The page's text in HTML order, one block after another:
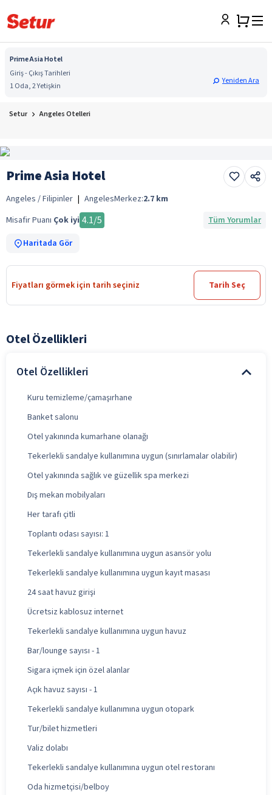
Prime Asia Hotel
Giriş - Çıkış Tarihleri
1 Oda, 2 Yetişkin
Yeniden Ara
Setur Angeles Otelleri
Prime Asia Hotel
Angeles / Filipinler | AngelesMerkez:2.7 km
Misafir Puanı Çok iyi 4.1/5
Tüm Yorumlar
Haritada Gör
Fiyatları görmek için tarih seçiniz Tarih Seç
Otel Özellikleri
Otel Özellikleri
Kuru temizleme/çamaşırhane
Banket salonu
Otel yakınında kumarhane olanağı
Tekerlekli sandalye kullanımına uygun (sınırlamalar olabilir)
Otel yakınında sağlık ve güzellik spa merkezi
Dış mekan mobilyaları
Her tarafı çitli
Toplantı odası sayısı: 1
Tekerlekli sandalye kullanımına uygun asansör yolu
Tekerlekli sandalye kullanımına uygun kayıt masası
24 saat havuz girişi
Ücretsiz kablosuz internet
Tekerlekli sandalye kullanımına uygun havuz
Bar/lounge sayısı - 1
Sigara içmek için özel alanlar
Açık havuz sayısı - 1
Tekerlekli sandalye kullanımına uygun otopark
Tur/bilet hizmetleri
Valiz dolabı
Tekerlekli sandalye kullanımına uygun otel restoranı
Oda hizmetçisi/belboy